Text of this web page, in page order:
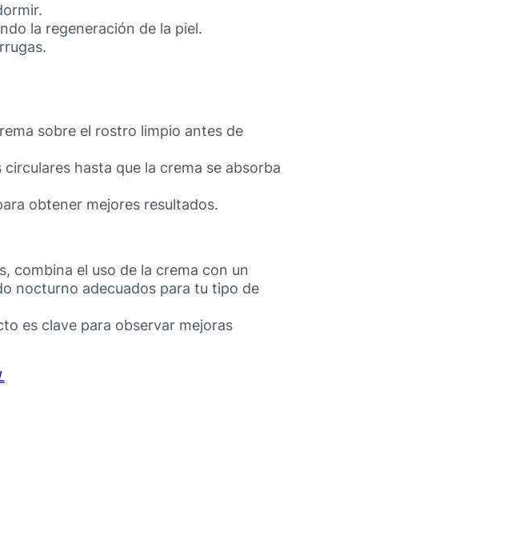
la regeneración de la piel.
sobre el rostro limpio antes de
hasta que la crema se absorba
obtener mejores resultados.
combina el uso de la crema con un
nocturno adecuados para tu tipo de
es clave para observar mejoras